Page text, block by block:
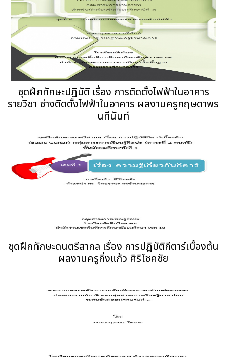
ชุดฝึกทักษะปฏิบัติ เรื่อง การติดตั้งไฟฟ้าในอาคาร
รายวิชา ช่างติดตั้งไฟฟ้าในอาคาร ผลงานครูกฤษดาพร
นทีนันท์
ชุดฝึกทักษะดนตรีสากล เรื่อง การปฏิบัติกีตาร์เบื้องต้น
ผลงานครูกิ่งแก้ว ศิริโชคชัย